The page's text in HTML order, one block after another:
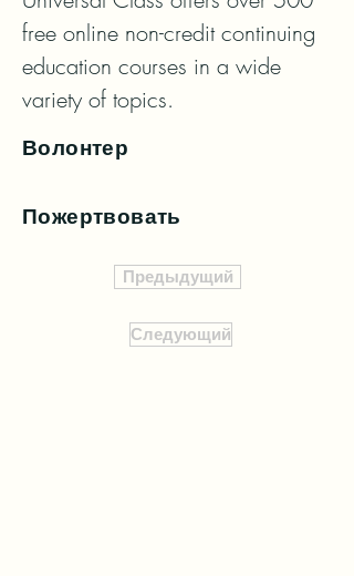
free online non-credit continuing
education courses in a wide
variety of topics.
Волонтер
Пожертвовать
Предыдущий
Следующий